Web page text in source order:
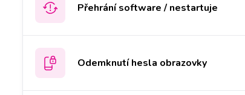
Přehrání software / nestartuje
Odemknutí hesla obrazovky